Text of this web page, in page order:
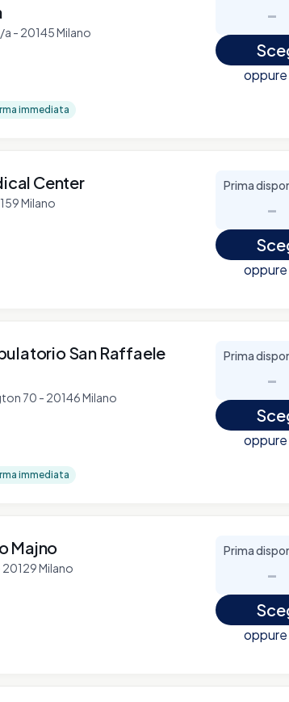
- 20145 Milano
immediata
-
oppure
Center
Milano
Prima
-
oppure
San Raffaele
70 - 20146 Milano
immediata
Prima
-
oppure
Majno
20129 Milano
Prima
-
oppure